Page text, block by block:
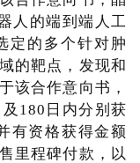
人的端到端人工
定的多个针对肿
的靶点，发现和
该合作意向书，
180日内分别获
有资格获得金额
里程碑付款，以